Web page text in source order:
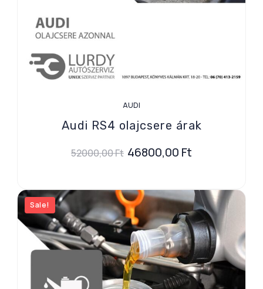
AUDI
Audi RS4 olajcsere árak
52000,00Ft 46800,00 Ft
Sale!